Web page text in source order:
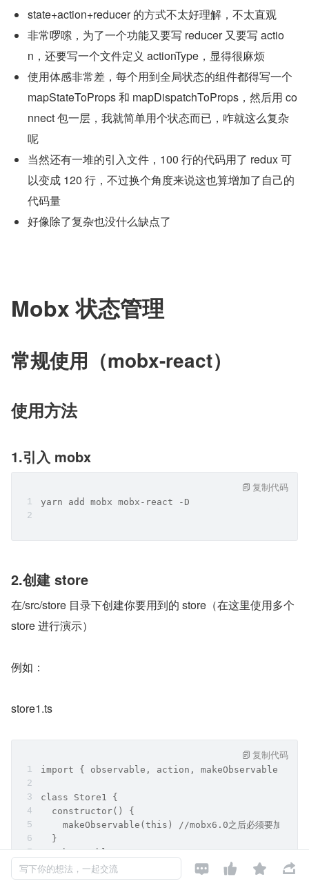
state+action+reducer 的方式不太好理解，不太直观
非常啰嗦，为了一个功能又要写 reducer 又要写 actio
n，还要写一个文件定义 actionType，显得很麻烦
使用体感非常差，每个用到全局状态的组件都得写一个
mapStateToProps 和 mapDispatchToProps，然后用 co
nnect 包一层，我就简单用个状态而已，咋就这么复杂
呢
当然还有一堆的引入文件，100 行的代码用了 redux 可
以变成 120 行，不过换个角度来说这也算增加了自己的
代码量
好像除了复杂也没什么缺点了
Mobx 状态管理
常规使用（mobx-react）
使用方法
1.引入 mobx
yarn add mobx mobx-react -D
复制代码
2.创建 store
在/src/store 目录下创建你要用到的 store（在这里使用多个
store 进行演示）
例如：
store1.ts
import { observable, action, makeObservable }
class Store1 {
  constructor() {
makeObservable(this) //mobx6.0之后必须要加上这
  }
  @observable
  count = 0
复制代码
写下你的想法，一起交流    